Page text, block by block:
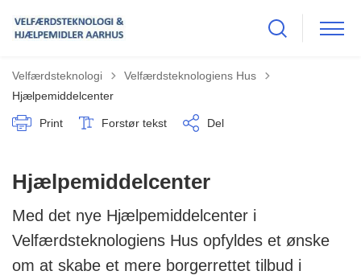
Velfærdsteknologi Tilbage til
Velfærdsteknologiens Hus
Hjælpemiddelcenter
Print Forstør tekst Del
Hjælpemiddelcenter
Med det nye Hjælpemiddelcenter i
Velfærdsteknologiens Hus opfyldes et ønske
om at skabe et mere borgerrettet tilbud i